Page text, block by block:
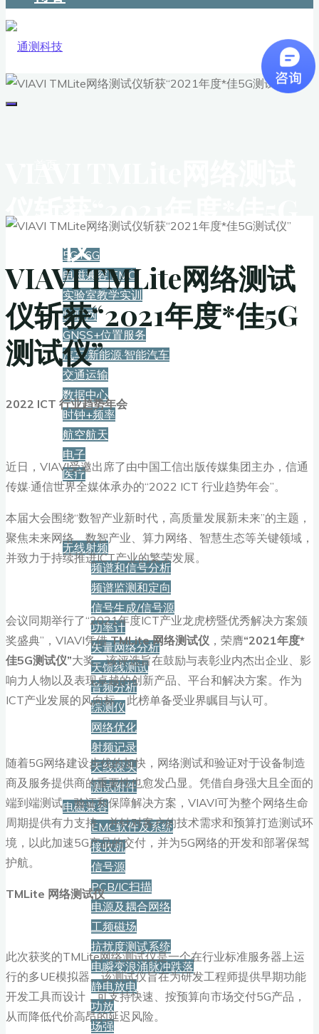
5G+6G
电磁兼容 EMC
实验室教学实训
物联网
GNSS+位置服务
汽车·新能源·智能汽车
交通运输
数据中心
时钟+频率
航空航天
电子
医疗
产品
无线射频
频谱和信号分析
频谱监测和定向
信号生成/信号源
功率计
矢量网络分析
天馈线测试
音频分析
综测仪
网络优化
射频记录
天线探头
测试附件
电磁兼容
EMC软件及系统
接收机
信号源
PCB/IC扫描
电源及耦合网络
工频磁场
抗扰度测试系统
电瞬变浪涌脉冲跌落
静电放电
功放
场强
仪斩获“2021年度*佳5G
测试仪”
VIAVI TMLite网络测试
仪斩获“2021年度*佳5G
测试仪”
2022 ICT 行业趋势年会
近日，VIAVI受邀出席了由中国工信出版传媒集团主办，信通
传媒·通信世界全媒体承办的“2022 ICT 行业趋势年会”。
本届大会围绕“数智产业新时代，高质量发展新未来”的主题，
聚焦未来网络、数智产业、算力网络、智慧生态等关键领域，
并致力于持续推进ICT产业的繁荣发展。
会议同期举行了“2021年度ICT产业龙虎榜暨优秀解决方案颁
奖盛典”，VIAVI凭借TMLite 网络测试仪 ，荣膺“2021年度*
佳5G测试仪”大奖。该评选旨在鼓励与表彰业内杰出企业、影
响力人物以及表现卓越的创新产品、平台和解决方案。作为
ICT产业发展的风向标，此榜单备受业界瞩目与认可。
随着5G网络建设步伐的加快，网络测试和验证对于设备制造
商及服务提供商的重要性也愈发凸显。凭借自身强大且全面的
端到端测试、验证和保障解决方案，VIAVI可为整个网络生命
周期提供有力支持，并针对客户的技术需求和预算打造测试环
境，以此加速5G产品的交付，并为5G网络的开发和部署保驾
护航。
TMLite 网络测试仪
此次获奖的TMLite网络测试仪是一个在行业标准服务器上运
行的多UE模拟器。该测试仪旨在为研发工程师提供早期功能
开发工具而设计，可支持快速、按预算向市场交付5G产品，
从而降低代价高昂的延迟风险。